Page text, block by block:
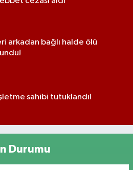
arkadan bağlı halde ölü
sahibi tutuklandı!
Durumu